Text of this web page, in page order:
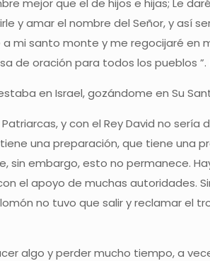
mejor que el de hijos e hijas; Le
y amar el nombre del Señor, y así
mi santo monte y me regocijaré en
de oración para todos los pueblos ”.
en Israel, gozándome en Su
y con el Rey David no
una preparación, que tiene una
embargo, esto no permanece.
el apoyo de muchas autoridades.
no tuvo que salir y reclamar el
algo y perder mucho tiempo, a